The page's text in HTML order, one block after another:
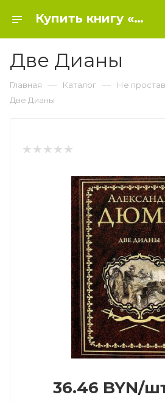
Купить книгу «Две Дианы» 2022, Александр Дюма (отец) - Не проставлена группа
Две Дианы
Главная — Каталог — Не
Две Дианы
36.46 BYN/